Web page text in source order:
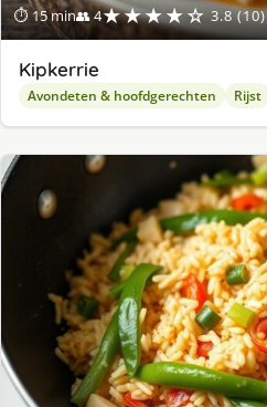
⏱ 15 min👥 4★★★★☆ 3.8 (10)
Kipkerrie
Avondeten & hoofdgerechten Rijst